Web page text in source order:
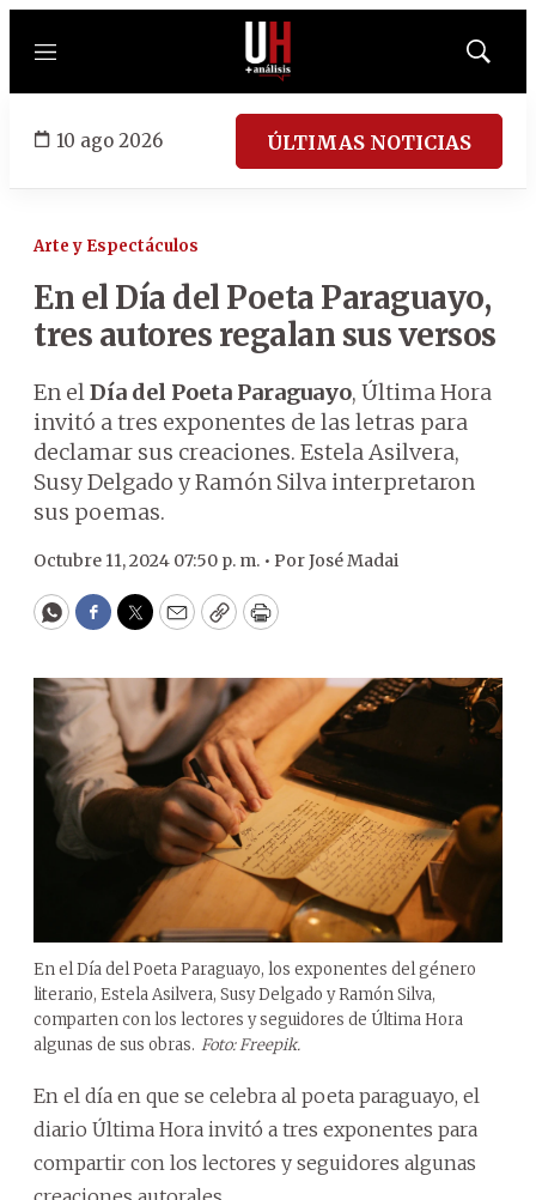
Menú
Mostrar
10 ago 2026 ÚLTIMAS NOTICIAS
Arte y Espectáculos
En el Día del Poeta Paraguayo,
tres autores regalan sus versos
En elDía del Poeta Paraguayo, Última Hora
invitó a tres exponentes de las letras para
declamar sus creaciones. Estela Asilvera,
Susy Delgado y Ramón Silva interpretaron
sus poemas.
Octubre 11, 2024 07:50 p. m. • PorJosé Madai
WhatsApp
Facebook
Twitter
EmailCopyPrint
En el Día del Poeta Paraguayo, los exponentes del género
literario, Estela Asilvera, Susy Delgado y Ramón Silva,
comparten con los lectores y seguidores de Última Hora
algunas de sus obras. Foto: Freepik.
En el día en que se celebra al poeta paraguayo, el
diario Última Hora invitó a tres exponentes para
compartir con los lectores y seguidores algunas